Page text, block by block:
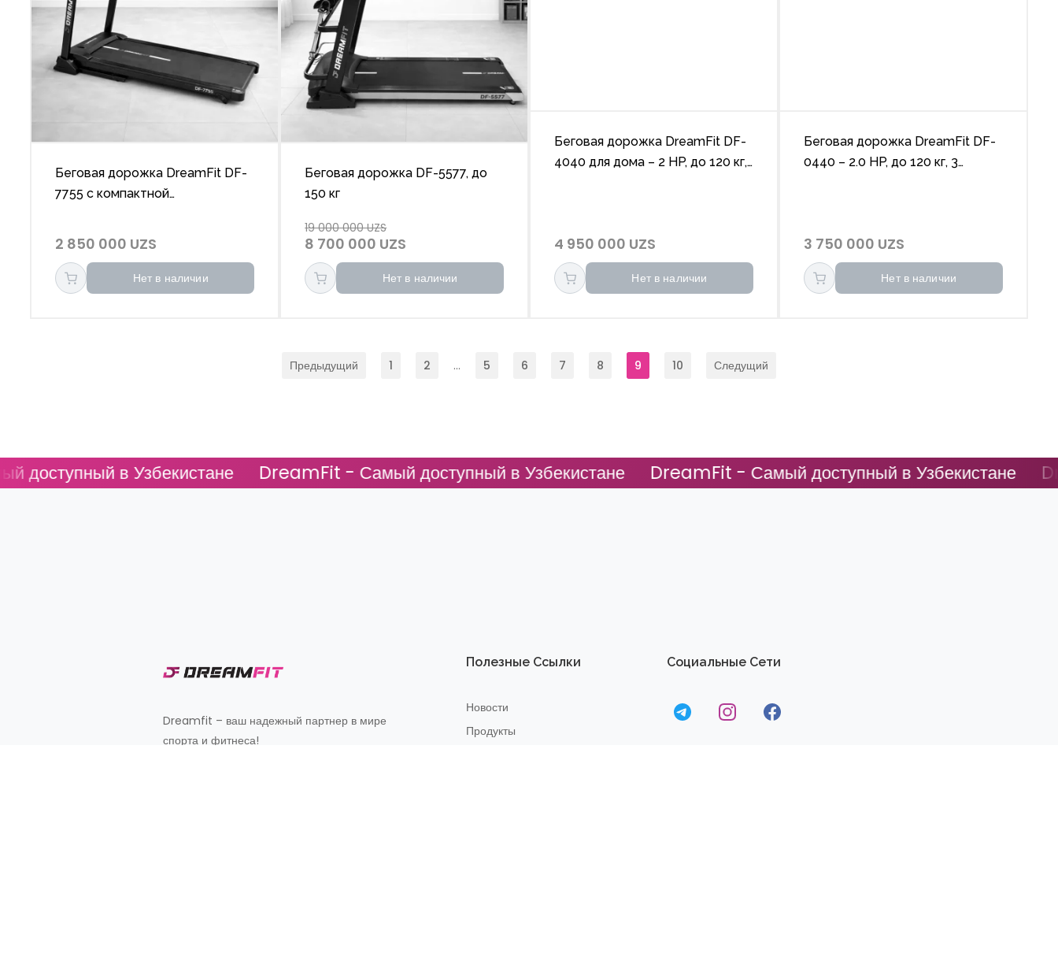
Беговая дорожка DreamFit DF-
7755 с компактной
2 850 000 UZS
Нет в наличии
Беговая дорожка DF-5577, до
150 кг
19 000 000 UZS
8 700 000 UZS
Нет в наличии
Беговая дорожка DreamFit DF-
4040 для дома – 2 HP, до 120 кг,
4 950 000 UZS
Нет в наличии
Беговая дорожка DreamFit DF-
0440 – 2.0 HP, до 120 кг, 3
3 750 000 UZS
Нет в наличии
Предыдущий 1 2 ... 5 6 7 8 9 10 Следущий
в Узбекистане DreamFit - Самый доступный в Узбекистане DreamFit - Самый доступный в Узбекистане DreamFit -
Dreamfit – ваш надежный партнер в мире
спорта и фитнеса!
Полезные Ссылки
Новости
Продукты
Социальные Сети